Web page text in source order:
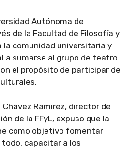
Autónoma de
de la Facultad de Filosofía y
la comunidad universitaria y
a sumarse al grupo de teatro
el propósito de participar de
Chávez Ramírez, director de
de la FFyL, expuso que la
como objetivo fomentar
capacitar a los